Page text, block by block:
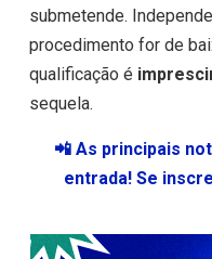
submetende.
procedimento for de
qualificação é
sequela.
📲 As principais
entrada! Se